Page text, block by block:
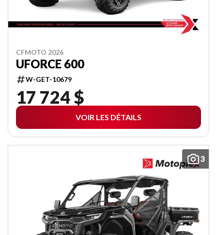
CFMOTO 2026
UFORCE 600
W-GET-10679
17 724 $
VOIR LES DÉTAILS
3